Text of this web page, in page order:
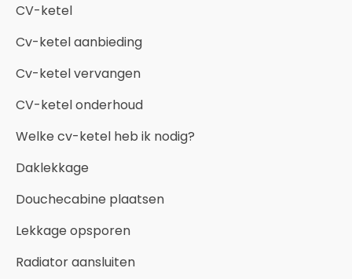
CV-ketel
Cv-ketel aanbieding
Cv-ketel vervangen
CV-ketel onderhoud
Welke cv-ketel heb ik nodig?
Daklekkage
Douchecabine plaatsen
Lekkage opsporen
Radiator aansluiten